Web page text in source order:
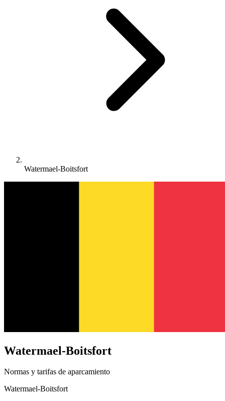
Watermael-Boitsfort
Watermael-Boitsfort
Normas y tarifas de aparcamiento
Watermael-Boitsfort